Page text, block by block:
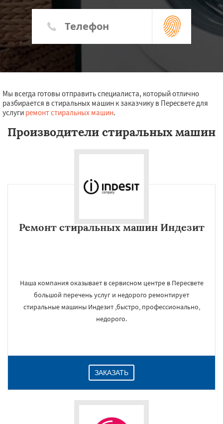
Мы всегда готовы отправить специалиста, который отлично
разбирается в стиральных машин к заказчику в Пересвете для
услуги ремонт стиральных машин.
Производители стиральных машин
Ремонт стиральных машин Индезит
Наша компания оказывает в сервисном центре в Пересвете
большой перечень услуг и недорого ремонтирует
стиральные машины Индезит ,быстро, профессионально,
недорого.
ЗАКАЗАТЬ